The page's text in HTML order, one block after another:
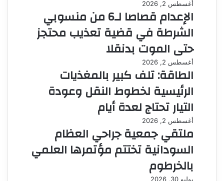
أغسطس 2, 2026
الإعدام قصاصا لـ6 من منسوبي
الشرطة في قضية تعذيب محتجز
حتى الموت بدنقلا
أغسطس 2, 2026
الطاقة: تلف كبير بالمغذيات
الرئيسية لخطوط النقل وعودة
التيار تحتاج لعدة أيام
أغسطس 2, 2026
ملتقي جمعية جراحي العظام
السودانية تختتم مؤتمرها العلمي
بالخرطوم
يوليو 30, 2026